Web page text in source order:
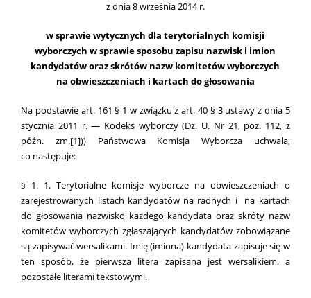
z dnia 8 września 2014 r.
w sprawie wytycznych dla terytorialnych komisji
wyborczych w sprawie sposobu zapisu nazwisk i imion
kandydatów oraz skrótów nazw komitetów wyborczych
na obwieszczeniach i kartach do głosowania
Na podstawie art. 161 § 1 w związku z art. 40 § 3 ustawy z dnia 5
stycznia 2011 r. — Kodeks wyborczy (Dz. U. Nr 21, poz. 112, z
późn. zm.[1])) Państwowa Komisja Wyborcza uchwala,
co następuje:
§ 1. 1. Terytorialne komisje wyborcze na obwieszczeniach o
zarejestrowanych listach kandydatów na radnych i na kartach
do głosowania nazwisko każdego kandydata oraz skróty nazw
komitetów wyborczych zgłaszających kandydatów zobowiązane
są zapisywać wersalikami. Imię (imiona) kandydata zapisuje się w
ten sposób, że pierwsza litera zapisana jest wersalikiem, a
pozostałe literami tekstowymi.